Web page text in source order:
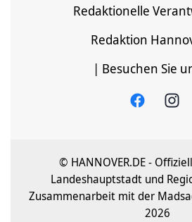
Redaktionelle
Redaktion
| Besuchen Sie
© HANNOVER.DE -
Landeshauptstadt und
Zusammenarbeit mit der
2026